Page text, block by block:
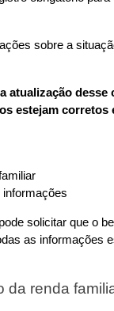
sobre a
atualização desse
estejam corretos
informações
solicitar que o
as informações
da renda